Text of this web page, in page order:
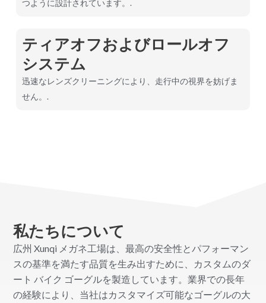
つように設計されています。.
ティアオフおよびロールオフ
システム
迅速なレンズクリーニングにより、走行中の視界を妨げま
せん。.
私たちについて
広州 Xunqi メガネ工場は、最高の安全性とパフォーマン
スの基準を満たす品質を生み出すために、カスタムのダ
ート バイク ゴーグルを製造しています。業界での長年
の経験により、当社はカスタマイズ可能なゴーグルの大